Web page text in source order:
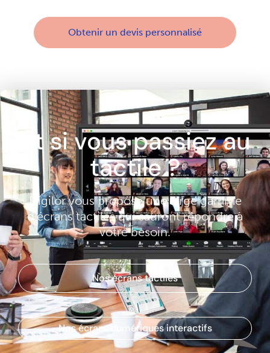
Obtenir un devis personnalisé
Et si vous passiez au
tactile ?
Digilor vous propose une large gamme
d’écrans tactiles qui sauront répondre à
votre besoin.
Nos écrans tactiles
Nos écrans numériques interactifs